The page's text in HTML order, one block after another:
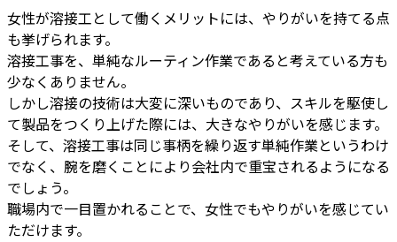
女性が溶接工として働くメリットには、やりがいを持てる点
も挙げられます。
溶接工事を、単純なルーティン作業であると考えている方も
少なくありません。
しかし溶接の技術は大変に深いものであり、スキルを駆使し
て製品をつくり上げた際には、大きなやりがいを感じます。
そして、溶接工事は同じ事柄を繰り返す単純作業というわけ
でなく、腕を磨くことにより会社内で重宝されるようになる
でしょう。
職場内で一目置かれることで、女性でもやりがいを感じてい
ただけます。